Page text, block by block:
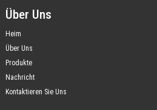
Über Uns
Heim
Über Uns
Produkte
Nachricht
Kontaktieren Sie Uns